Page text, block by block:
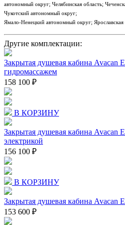
автономный округ; Челябинская область;
Чукотский автономный округ;
Ямало-Ненецкий автономный округ; Ярославская
Другие комплектации:
Закрытая душевая кабина Avacan
гидромассажем
158 100 ₽
В КОРЗИНУ
Закрытая душевая кабина Avacan
электрикой
156 100 ₽
В КОРЗИНУ
Закрытая душевая кабина Avacan
153 600 ₽